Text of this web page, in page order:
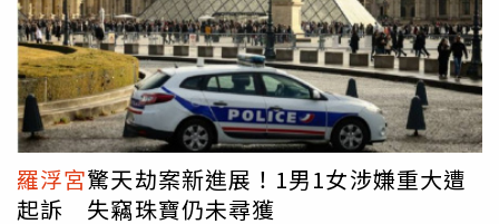
曾在「龐畢度國家藝術和文化中心」（Centre national
d'art et de culture Georges-Pompidou）擔任保全。鄰居
形容他「熱心助人」、「待人真誠」，是1位「重情重義」
的人。然而，檢方紀錄顯示，他的前科並不單純。根據多家
法媒披露，他共有15項犯罪紀錄，包括持有與運輸毒品、無
照駕駛、危害公共安全，以及在2014年因搶劫珠寶店而被
定罪。他被控在2019年拘留期間損壞牢房鏡子與房門，並
原定在11月初於巴黎北部博比尼（Bobigny）地方法院審理
黎北郊貧困地區的低階罪犯。巴黎檢察官貝庫歐（Laure
Beccuau）接受《法國新聞廣播電台》（franceinfo）訪問
時透露：「這並非一般的街頭犯罪……但也與我們通常認為
的高層次組織性犯罪不同。」貝庫歐補充，目前遭到逮捕的
4人（其中包括1名嫌犯的女友）並不具備策畫或執行複雜犯
罪行動的專業能力，「這些明顯都是當地人。他們幾乎都住
在巴黎北部的塞納-聖但尼省（Seine-Saint-Denis），這是1
個低收入地區。」法國內政部長紐涅茲（Laurent Nunez）
羅浮宮驚天劫案新進展！1男1女涉嫌重大遭
起訴 失竊珠寶仍未尋獲